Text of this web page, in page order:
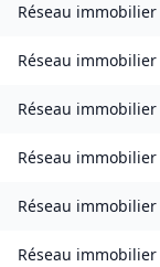
Réseau immobilier
Réseau immobilier
Réseau immobilier
Réseau immobilier
Réseau immobilier
Réseau immobilier